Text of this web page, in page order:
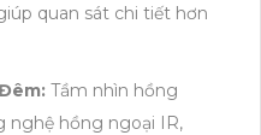
quan sát chi tiết hơn
Tầm nhìn hồng
nghệ hồng ngoại IR,